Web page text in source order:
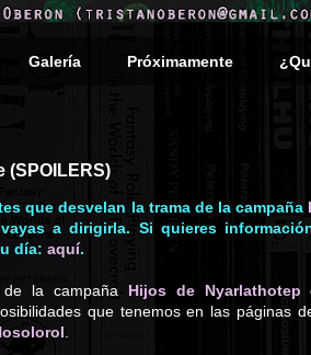
Galería Próximamente
(SPOILERS)
que desvelan la trama de la campaña
a dirigirla. Si quieres
día: aquí.
la campaña Hijos de Nyarlathotep
que tenemos en las páginas